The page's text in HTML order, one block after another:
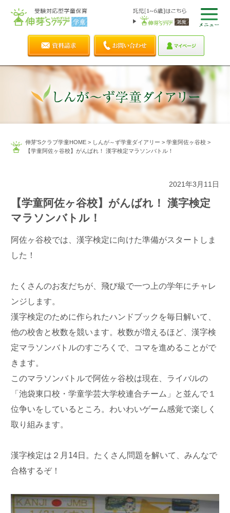
伸芽'Sクラブ学童HOME> しんが～ず学童ダイアリー > 学童阿佐ヶ谷校>
【学童阿佐ヶ谷校】がんばれ！ 漢字検定マラソンバトル！
2021年3月11日
【学童阿佐ヶ谷校】がんばれ！ 漢字検定
マラソンバトル！
阿佐ヶ谷校では、漢字検定に向けた準備がスタートしま
した！
たくさんのお友だちが、飛び級で一つ上の学年にチャレ
ンジします。
漢字検定のために作られたハンドブックを毎日解いて、
他の校舎と枚数を競います。枚数が増えるほど、漢字検
定マラソンバトルのすごろくで、コマを進めることがで
きます。
このマラソンバトルで阿佐ヶ谷校は現在、ライバルの
「池袋東口校・学童学芸大学校連合チーム」と並んで１
位争いをしているところ。わいわいゲーム感覚で楽しく
取り組みます。
漢字検定は２月14日。たくさん問題を解いて、みんなで
合格するぞ！